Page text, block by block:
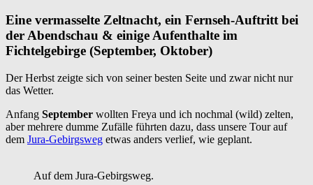
Eine vermasselte Zeltnacht, ein Fernseh-Auftritt bei
der Abendschau & einige Aufenthalte im
Fichtelgebirge (September, Oktober)
Der Herbst zeigte sich von seiner besten Seite und zwar nicht nur
das Wetter.
Anfang September wollten Freya und ich nochmal (wild) zelten,
aber mehrere dumme Zufälle führten dazu, dass unsere Tour auf
dem Jura-Gebirgsweg etwas anders verlief, wie geplant.
Auf dem Jura-Gebirgsweg.